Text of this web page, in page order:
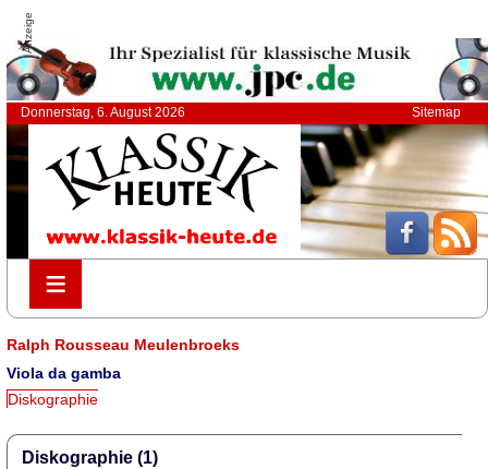
Anzeige
Donnerstag, 6. August 2026 Sitemap
≡
≡
Ralph Rousseau Meulenbroeks
Viola da gamba
Diskographie
Diskographie (1)